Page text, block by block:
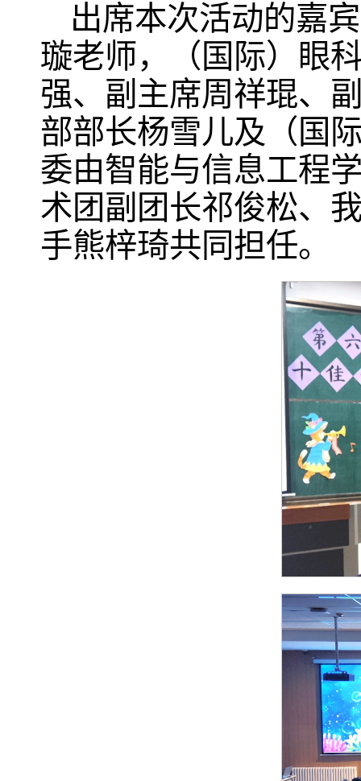
出席本次活动的嘉
璇老师，（国际）眼
强、副主席周祥琨、
部部长杨雪儿及（国
委由智能与信息工程
术团副团长祁俊松、
手熊梓琦共同担任。